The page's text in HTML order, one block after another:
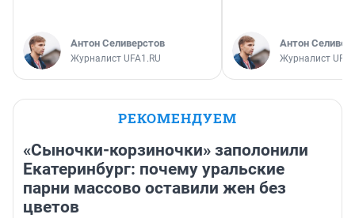
Антон Селиверстов
Журналист UFA1.RU
Антон
Журналист
РЕКОМЕНДУЕМ
«Сыночки-корзиночки» заполонили
Екатеринбург: почему уральские
парни массово оставили жен без
цветов